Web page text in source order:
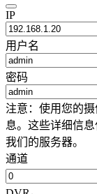
IP
用户名
密码
注意：使用您的摄
息。这些详细信
我们的服务器。
通道